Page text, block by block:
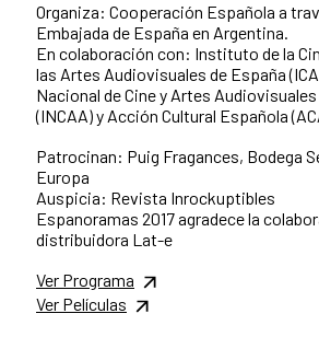
Organiza: Cooperación Española a
Embajada de España en Argentina.
En colaboración con: Instituto de la
las Artes Audiovisuales de España
Nacional de Cine y Artes
(INCAA) y Acción Cultural Española
Patrocinan: Puig Fragances, Bodega
Europa
Auspicia: Revista Inrockuptibles
Espanoramas 2017 agradece la
distribuidora Lat-e
Ver Programa
Ver Películas